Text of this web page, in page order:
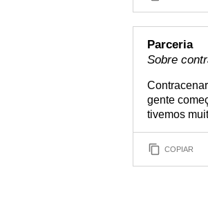
Parceria
Sobre
gente
tivemos
COPIAR